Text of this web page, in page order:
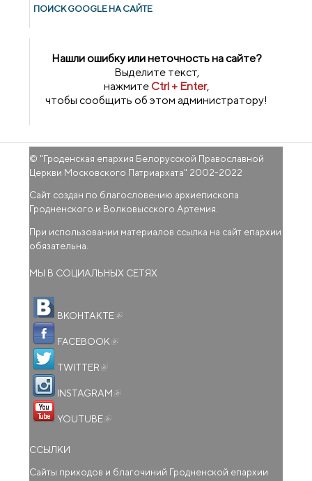
ПОИСК GOОGLE НА САЙТЕ
Нашли ошибку или неточность на сайте?
Выделите текст,
нажмитеCtrl + Enter,
чтобы сообщить об этом администратору!
© "Гроденская епархия Белорусской Православной
Церкви Московского Патриархата" 2002-2022
Сайт создан по благословению архиепископа
Гродненского и Волковысского Артемия.
При использовании материалов ссылка на сайт епархии
обязательна.
МЫ В СОЦИАЛЬНЫХ СЕТЯХ
ВКОНТАКТЕ
FACEBOOK
TWITTER
INSTAGRAM
YOUTUBE
ССЫЛКИ
Сайты приходов и благочиний Гродненской епархии